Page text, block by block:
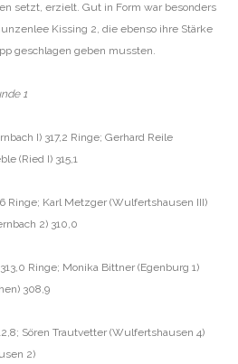
setzt, erzielt. Gut in Form war besonders
Kissing 2, die ebenso ihre Stärke
geschlagen geben mussten.
1
I) 317,2 Ringe; Gerhard Reile
(Ried I) 315,1
Ringe; Karl Metzger (Wulfertshausen III)
2) 310,0
Ringe; Monika Bittner (Egenburg 1)
308,9
Sören Trautvetter (Wulfertshausen 4)
2)